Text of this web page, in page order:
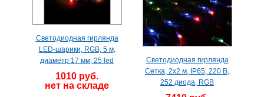
Светодиодная гирлянда
LED-шарики, RGB, 5 м,
диаметр 17 мм, 25 led
1010 руб.
нет на складе
Светодиодная гирлянда
Сетка, 2х2 м, IP65, 220 В,
252 диода, RGB